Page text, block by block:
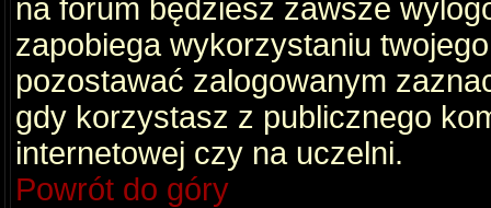
na forum będziesz zawsze
zapobiega wykorzystaniu
pozostawać zalogowanym
gdy korzystasz z publicznego
internetowej czy na uczelni.
Powrót do góry